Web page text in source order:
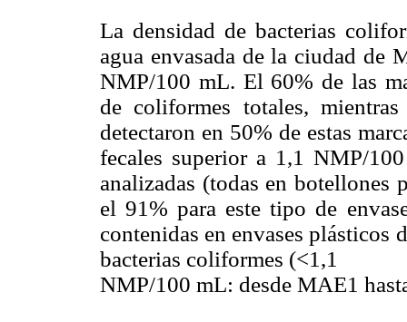
La densidad de bacterias
agua envasada de la ciudad de
NMP/100 mL. El 60% de las
de coliformes totales,
detectaron en 50% de estas
fecales superior a 1,1 NMP/
analizadas (todas en botellones
el 91% para este tipo de
contenidas en envases plásticos
bacterias coliformes (<1,1
NMP/100 mL: desde MAE1